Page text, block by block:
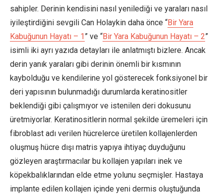
sahipler. Derinin kendisini nasıl yenilediği ve yaraları nasıl
iyileştirdiğini sevgili Can Holaykin daha önce “Bir Yara
Kabuğunun Hayatı – 1” ve “Bir Yara Kabuğunun Hayatı – 2”
isimli iki ayrı yazıda detayları ile anlatmıştı bizlere. Ancak
derin yanık yaraları gibi derinin önemli bir kısmının
kaybolduğu ve kendilerine yol gösterecek fonksiyonel bir
deri yapısının bulunmadığı durumlarda keratinositler
beklendiği gibi çalışmıyor ve istenilen deri dokusunu
üretmiyorlar. Keratinositlerin normal şekilde üremeleri için
fibroblast adı verilen hücrelerce üretilen kollajenlerden
oluşmuş hücre dışı matris yapıya ihtiyaç duyduğunu
gözleyen araştırmacılar bu kollajen yapıları inek ve
köpekbalıklarından elde etme yolunu seçmişler. Hastaya
implante edilen kollajen içinde yeni dermis oluştuğunda